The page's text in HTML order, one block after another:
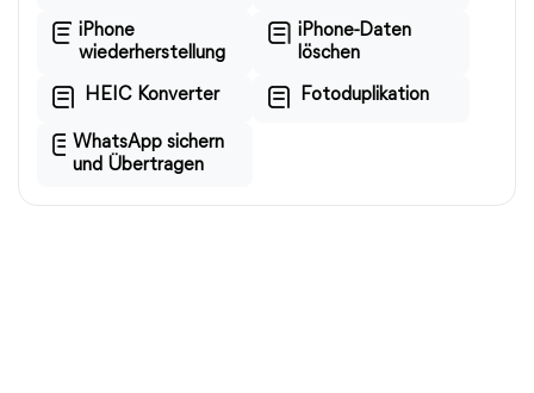
iPhone
wiederherstellung
iPhone-Daten
löschen
HEIC Konverter Fotoduplikation
WhatsApp sichern
und Übertragen